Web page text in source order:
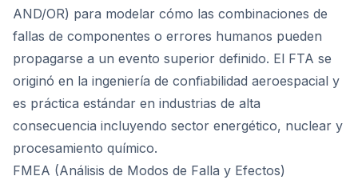
AND/OR) para modelar cómo las combinaciones de
fallas de componentes o errores humanos pueden
propagarse a un evento superior definido. El FTA se
originó en la ingeniería de confiabilidad aeroespacial y
es práctica estándar en industrias de alta
consecuencia incluyendo sector energético, nuclear y
procesamiento químico.
FMEA (Análisis de Modos de Falla y Efectos)